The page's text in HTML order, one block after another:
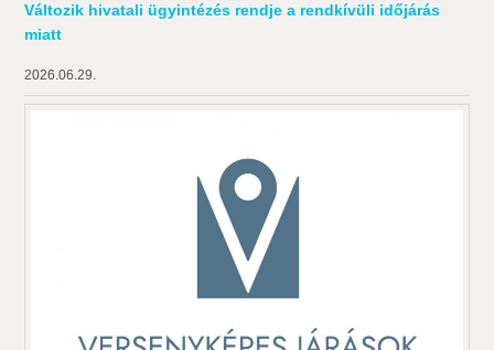
Változik hivatali ügyintézés rendje a rendkívüli időjárás
miatt
2026.06.29.